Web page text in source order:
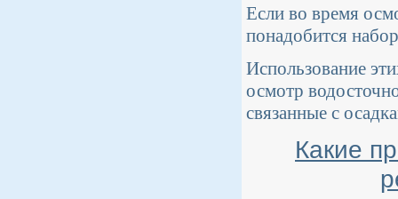
Если во время
понадобится
Использование
осмотр
связанные с
Какие